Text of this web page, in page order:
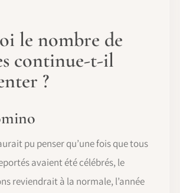
le nombre de
continue-t-il
?
pu penser qu’une fois que tous
avaient été célébrés, le
reviendrait à la normale, l’année